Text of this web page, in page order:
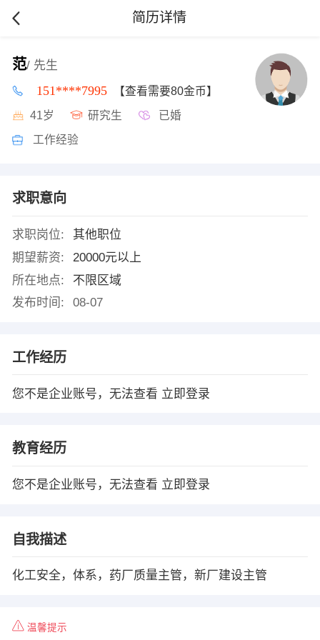
简历详情
范/ 先生
151****7995 【查看需要80金币】
41岁 研究生 已婚
工作经验
求职意向
求职岗位:
其他职位
期望薪资:
20000元以上
所在地点:
不限区域
发布时间:
08-07
工作经历
您不是企业账号，无法查看 立即登录
教育经历
您不是企业账号，无法查看 立即登录
自我描述
化工安全，体系，药厂质量主管，新厂建设主管
温馨提示